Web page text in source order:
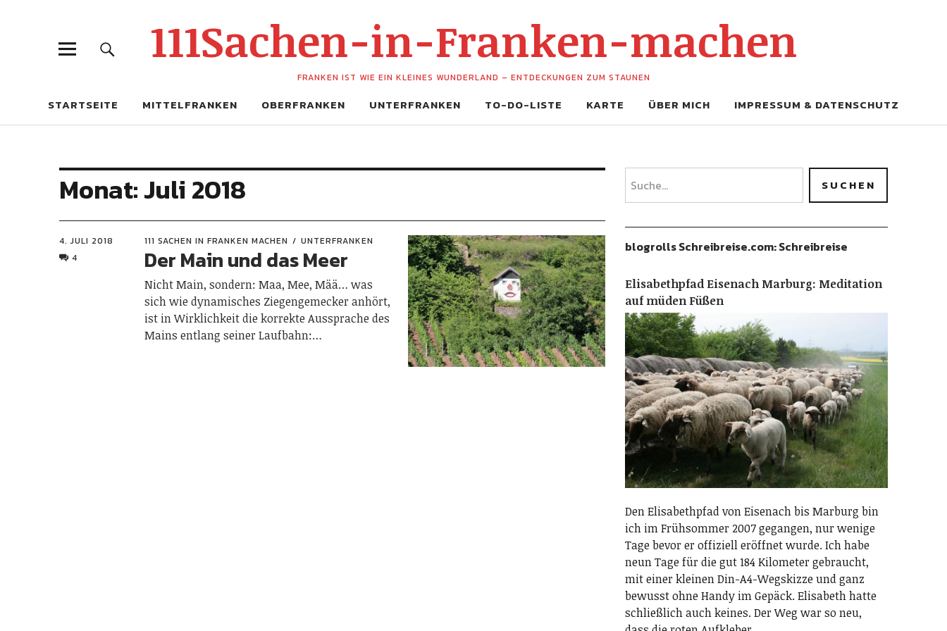
111Sachen-in-Franken-machen
FRANKEN IST WIE EIN KLEINES WUNDERLAND – ENTDECKUNGEN ZUM STAUNEN
STARTSEITE MITTELFRANKEN OBERFRANKEN UNTERFRANKEN TO-DO-LISTE KARTE ÜBER MICH IMPRESSUM & DATENSCHUTZ
Monat:Juli 2018
4. JULI 2018
4
111 SACHEN IN FRANKEN MACHEN UNTERFRANKEN
Der Main und das Meer
Nicht Main, sondern: Maa, Mee, Mää… was
sich wie dynamisches Ziegengemecker anhört,
ist in Wirklichkeit die korrekte Aussprache des
Mains entlang seiner Laufbahn:…
blogrolls Schreibreise.com: Schreibreise
Elisabethpfad Eisenach Marburg: Meditation
auf müden Füßen
Den Elisabethpfad von Eisenach bis Marburg bin
ich im Frühsommer 2007 gegangen, nur wenige
Tage bevor er offiziell eröffnet wurde. Ich habe
neun Tage für die gut 184 Kilometer gebraucht,
mit einer kleinen Din-A4-Wegskizze und ganz
bewusst ohne Handy im Gepäck. Elisabeth hatte
schließlich auch keines. Der Weg war so neu,